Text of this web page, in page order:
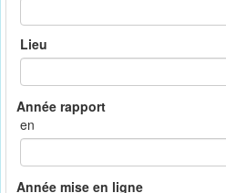
Lieu
en